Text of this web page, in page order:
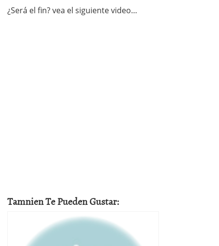
¿Será el fin? vea el siguiente video…
Tamnien Te Pueden Gustar: